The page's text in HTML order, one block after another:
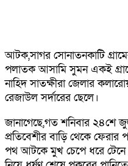
আটক,সাগর সোনাতনকাটি
পলাতক আসামি সুমন একই
নাহিদ সাতক্ষীরা জেলার
রেজাউল সর্দারের ছেলে।
জানাগেছে,গত শনিবার ২৪শে
প্রতিবেশীর বাড়ি থেকে
পথ আটকে মুখ চেপে ধরে টেনে